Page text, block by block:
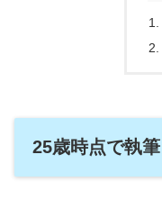
25歳時点で執筆